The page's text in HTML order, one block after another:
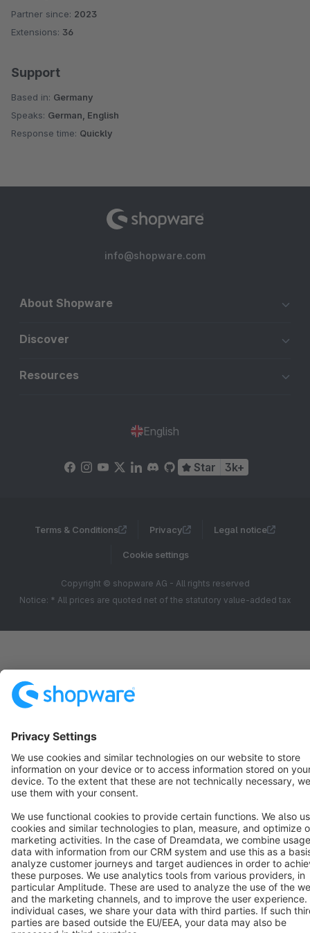
Average rating of 4.6 out of 5 stars
Partner since: 2023
Extensions: 36
Support
Based in: Germany
Speaks: German, English
Response time: Quickly
info@shopware.com
About Shopware
Discover
Resources
English
Star 3k+
Terms & Conditions Privacy Legal notice
Cookie settings
Copyright © shopware AG - All rights reserved
Notice: * All prices are quoted net of the statutory value-added tax